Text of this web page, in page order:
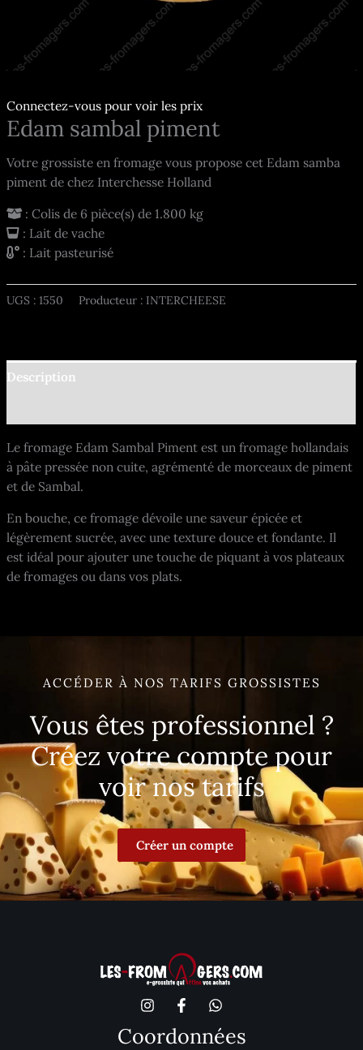
Connectez-vous pour voir les prix
Edam sambal piment
Votre grossiste en fromage vous propose cet Edam samba
piment de chez Interchesse Holland
: Colis de 6 pièce(s) de 1.800 kg
: Lait de vache
: Lait pasteurisé
UGS :1550 Producteur : INTERCHEESE
Description
Le fromage Edam Sambal Piment est un fromage hollandais
à pâte pressée non cuite, agrémenté de morceaux de piment
et de Sambal.
En bouche, ce fromage dévoile une saveur épicée et
légèrement sucrée, avec une texture douce et fondante. Il
est idéal pour ajouter une touche de piquant à vos plateaux
de fromages ou dans vos plats.
ACCÉDER À NOS TARIFS GROSSISTES
Vous êtes professionnel ?
Créez votre compte pour
voir nos tarifs
Créer un compte
Coordonnées